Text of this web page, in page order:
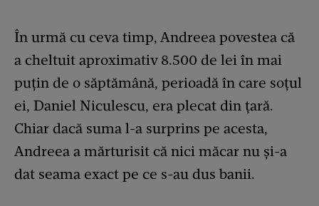
În urmă cu ceva timp, Andreea povestea că
a cheltuit aproximativ 8.500 de lei în mai
puțin de o săptămână, perioadă în care soțul
ei, Daniel Niculescu, era plecat din țară.
Chiar dacă suma l-a surprins pe acesta,
Andreea a mărturisit că nici măcar nu și-a
dat seama exact pe ce s-au dus banii.